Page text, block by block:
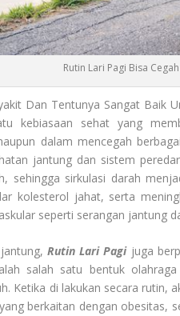
Rutin Lari Pagi Bisa
Dan Tentunya Sangat Baik
kebiasaan sehat yang
dalam mencegah
jantung dan sistem
sehingga sirkulasi darah
kolesterol jahat, serta
seperti serangan jantung
jantung,Rutin Lari Pagijuga
salah satu bentuk
Ketika di lakukan secara rutin,
berkaitan dengan obesitas,